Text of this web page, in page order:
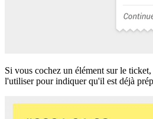
Si vous cochez un élément sur le
l'utiliser pour indiquer qu'il est déjà